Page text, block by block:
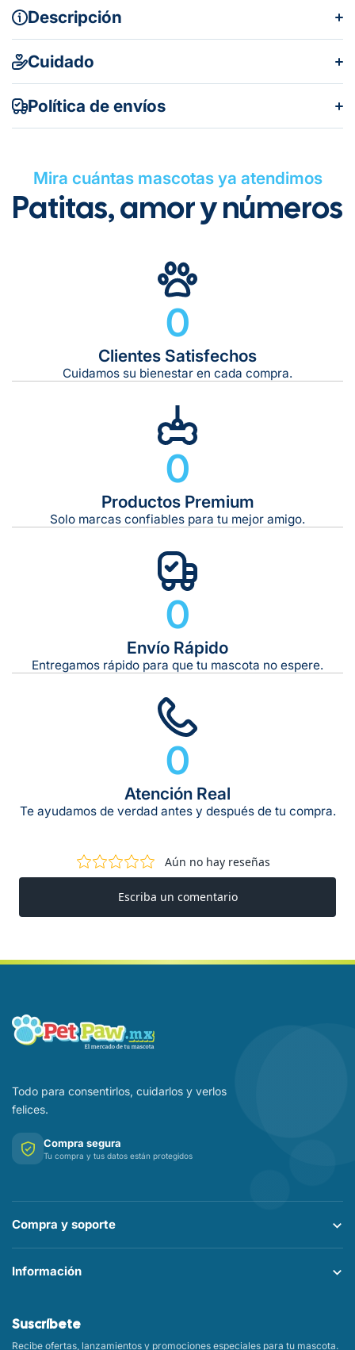
Descripción
Cuidado
Política de envíos
Gratuito en todos los pedidos
Tiempo de entrega estimado: 5 a 7 días hábiles
Gratis en compras de $599 o más
Mira cuántas mascotas ya atendimos
Patitas, amor y números
0
Clientes Satisfechos
Cuidamos su bienestar en cada compra.
0
Productos Premium
Solo marcas confiables para tu mejor amigo.
0
Envío Rápido
Entregamos rápido para que tu mascota no espere.
0
Atención Real
Te ayudamos de verdad antes y después de tu compra.
Todo para consentirlos, cuidarlos y verlos
felices.
Compra segura
Tu compra y tus datos están protegidos
Compra y soporte
Información
Suscríbete
Recibe ofertas, lanzamientos y promociones especiales para tu mascota.